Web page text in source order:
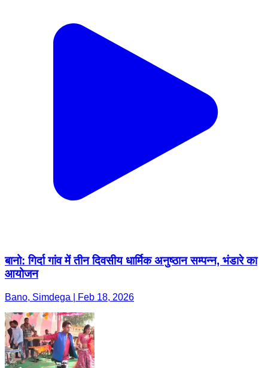
बानो: गिर्दा गांव में तीन दिवसीय धार्मिक अनुष्ठान सम्पन्न, भंडारे का
आयोजन
Bano, Simdega | Feb 18, 2026